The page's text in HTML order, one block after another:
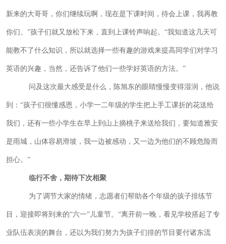
新来的大哥哥，你们继续玩啊，现在是下课时间，待会上课，我再教
你们。”孩子们就又放松下来，直到上课铃声响起。“我知道这几天可
能教不了什么知识，所以就选择一些有趣的游戏来提高同学们对学习
英语的兴趣，当然，还告诉了他们一些学好英语的方法。”
问及这次最大感受是什么，陈旭东的眼睛慢慢变得湿润，他说
到：“孩子们很懂感恩，小学一二年级的学生把上手工课折的花送给
我们，还有一些小学生在早上到山上摘桃子来送给我们，要知道雅安
是雨城，山体容易滑坡，我一边被感动，又一边为他们的不顾危险而
担心。”
临行不舍，期待下次相聚
为了调节大家的情绪，志愿者们帮助各个年级的孩子排练节
目，迎接即将到来的“六一”儿童节。“离开前一晚，看见学校搭起了专
业队伍表演的舞台，还以为我们努力为孩子们排的节目要付诸东流